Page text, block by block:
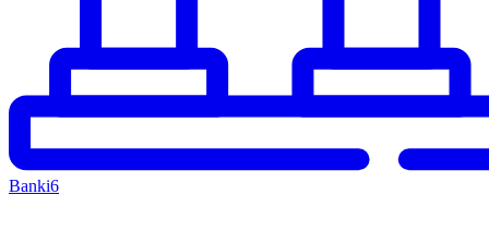
Banki6